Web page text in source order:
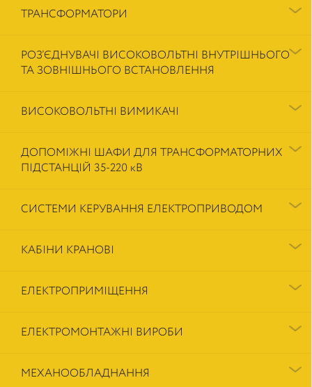
ТРАНСФОРМАТОРИ
РОЗ’ЄДНУВАЧІ ВИСОКОВОЛЬТНІ ВНУТРІШНЬОГО
ТА ЗОВНІШНЬОГО ВСТАНОВЛЕННЯ
ВИСОКОВОЛЬТНІ ВИМИКАЧІ
ДОПОМІЖНІ ШАФИ ДЛЯ ТРАНСФОРМАТОРНИХ
ПІДСТАНЦІЙ 35-220 кВ
СИСТЕМИ КЕРУВАННЯ ЕЛЕКТРОПРИВОДОМ
КАБІНИ КРАНОВІ
ЕЛЕКТРОПРИМІЩЕННЯ
ЕЛЕКТРОМОНТАЖНІ ВИРОБИ
МЕХАНООБЛАДНАННЯ